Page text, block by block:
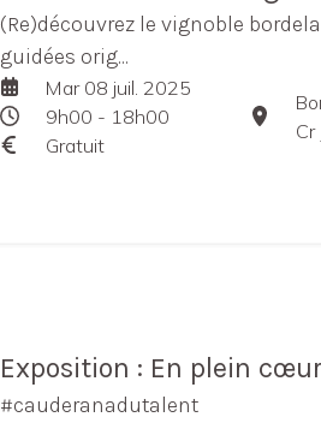
(Re)découvrez le vignoble
guidées orig...
Mar 08 juil. 2025
9h00 - 18h00
Gratuit
Cr
Exposition : En plein
#cauderanadutalent